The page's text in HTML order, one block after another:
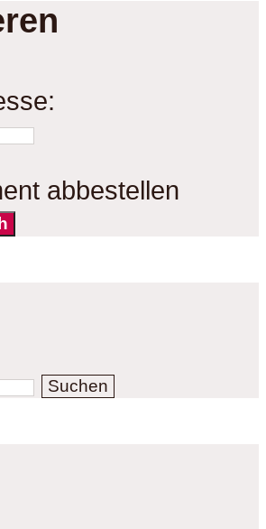
abbestellen
Suchen